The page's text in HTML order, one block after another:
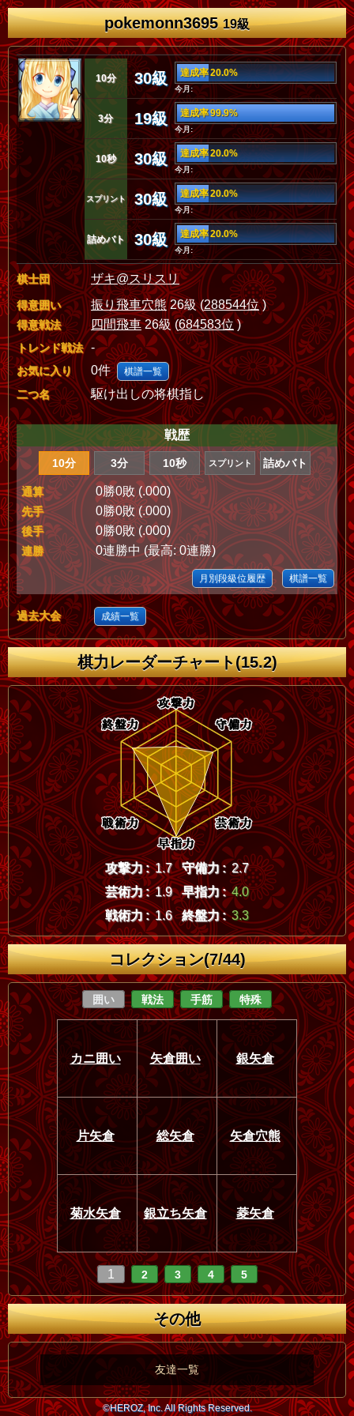
pokemonn369519級
10分 30級 達成率 20.0%
今月:
3分 19級 達成率 99.9%
今月:
10秒 30級 達成率 20.0%
今月:
スプリント 30級 達成率 20.0%
今月:
詰めバト 30級 達成率 20.0%
今月:
棋士団 ザキ@スリスリ
得意囲い 振り飛車穴熊26級 (288544位)
得意戦法 四間飛車26級 (684583位)
トレンド戦法 -
お気に入り 0件 棋譜一覧
二つ名 駆け出しの将棋指し
戦歴
10分 3分 10秒 スプリント 詰めバト
通算 0勝0敗 (.000)
先手 0勝0敗 (.000)
後手 0勝0敗 (.000)
連勝 0連勝中 (最高: 0連勝)
月別段級位履歴 棋譜一覧
過去大会 成績一覧
棋力レーダーチャート(15.2)
攻撃力 : 1.7 守備力 : 2.7
芸術力 : 1.9 早指力 : 4.0
戦術力 : 1.6 終盤力 : 3.3
コレクション(7/44)
囲い 戦法 手筋 特殊
カニ囲い 矢倉囲い 銀矢倉
片矢倉 総矢倉 矢倉穴熊
菊水矢倉 銀立ち矢倉 菱矢倉
1 2 3 4 5
その他
友達一覧
©HEROZ, Inc. All Rights Reserved.